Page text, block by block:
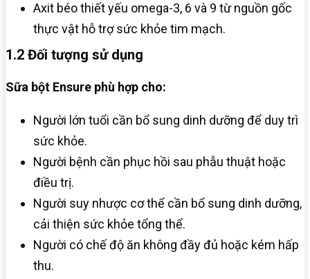
Axit béo thiết yếu omega-3, 6 và 9 từ nguồn gốc
thực vật hỗ trợ sức khỏe tim mạch.
1.2 Đối tượng sử dụng
Sữa bột Ensure phù hợp cho:​
Người lớn tuổi cần bổ sung dinh dưỡng để duy trì
sức khỏe.​
Người bệnh cần phục hồi sau phẫu thuật hoặc
điều trị.​
Người suy nhược cơ thể cần bổ sung dinh dưỡng,
cải thiện sức khỏe tổng thể.
Người có chế độ ăn không đầy đủ hoặc kém hấp
thu.​